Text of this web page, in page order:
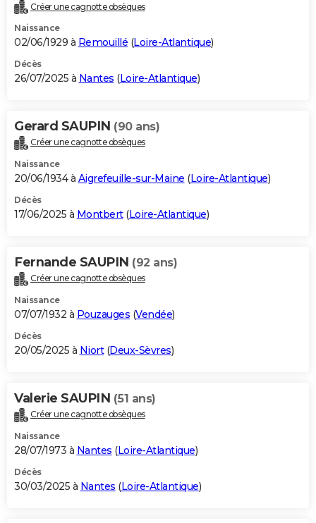
Créer une cagnotte obsèques
Naissance
02/06/1929 à Remouillé (Loire-Atlantique)
Décès
26/07/2025 à Nantes (Loire-Atlantique)
Gerard SAUPIN (90 ans)
Créer une cagnotte obsèques
Naissance
20/06/1934 à Aigrefeuille-sur-Maine (Loire-Atlantique)
Décès
17/06/2025 à Montbert(Loire-Atlantique)
Fernande SAUPIN (92 ans)
Créer une cagnotte obsèques
Naissance
07/07/1932 à Pouzauges (Vendée)
Décès
20/05/2025 à Niort(Deux-Sèvres)
Valerie SAUPIN (51 ans)
Créer une cagnotte obsèques
Naissance
28/07/1973 à Nantes (Loire-Atlantique)
Décès
30/03/2025 à Nantes (Loire-Atlantique)